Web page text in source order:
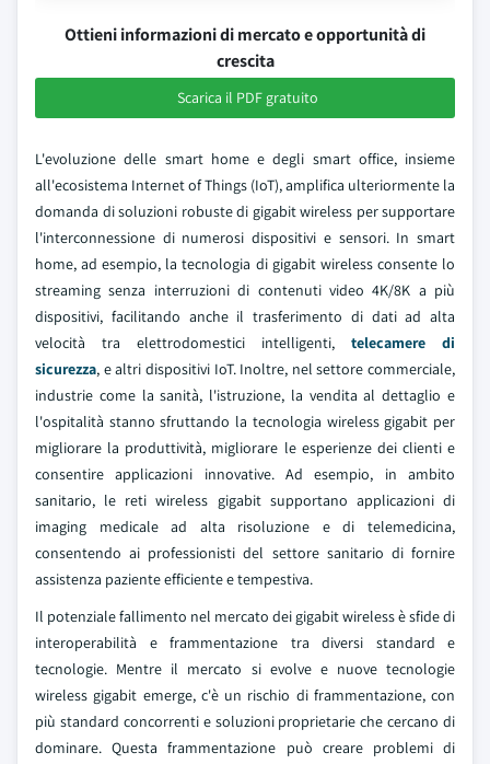
Ottieni informazioni di mercato e opportunità di
crescita
Scarica il PDF gratuito
L'evoluzione delle smart home e degli smart office, insieme
all'ecosistema Internet of Things (IoT), amplifica ulteriormente la
domanda di soluzioni robuste di gigabit wireless per supportare
l'interconnessione di numerosi dispositivi e sensori. In smart
home, ad esempio, la tecnologia di gigabit wireless consente lo
streaming senza interruzioni di contenuti video 4K/8K a più
dispositivi, facilitando anche il trasferimento di dati ad alta
velocità tra elettrodomestici intelligenti, telecamere di
sicurezza, e altri dispositivi IoT. Inoltre, nel settore commerciale,
industrie come la sanità, l'istruzione, la vendita al dettaglio e
l'ospitalità stanno sfruttando la tecnologia wireless gigabit per
migliorare la produttività, migliorare le esperienze dei clienti e
consentire applicazioni innovative. Ad esempio, in ambito
sanitario, le reti wireless gigabit supportano applicazioni di
imaging medicale ad alta risoluzione e di telemedicina,
consentendo ai professionisti del settore sanitario di fornire
assistenza paziente efficiente e tempestiva.
Il potenziale fallimento nel mercato dei gigabit wireless è sfide di
interoperabilità e frammentazione tra diversi standard e
tecnologie. Mentre il mercato si evolve e nuove tecnologie
wireless gigabit emerge, c'è un rischio di frammentazione, con
più standard concorrenti e soluzioni proprietarie che cercano di
dominare. Questa frammentazione può creare problemi di